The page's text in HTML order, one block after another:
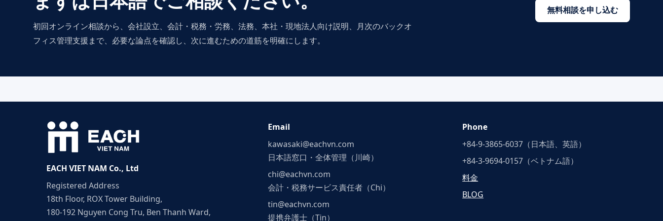
初回オンライン相談から、会社設立、会計・税務・労務、法務、本社・現地法人向け説明、月次のバックオ
フィス管理支援まで、必要な論点を確認し、次に進むための道筋を明確にします。
無料相談を申し込む
EACH VIET NAM Co., Ltd
Registered Address
18th Floor, ROX Tower Building,
180-192 Nguyen Cong Tru, Ben Thanh Ward,
Email
kawasaki@eachvn.com
日本語窓口・全体管理（川崎）
chi@eachvn.com
会計・税務サービス責任者（Chi）
tin@eachvn.com
提携弁護士（Tin）
Phone
+84-9-3865-6037（日本語、英語）
+84-3-9694-0157（ベトナム語）
料金
BLOG